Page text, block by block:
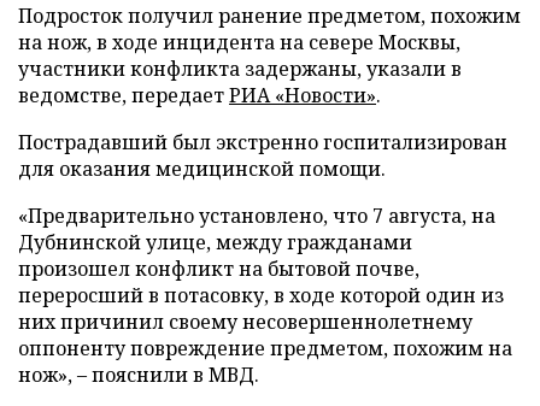
Подросток получил ранение предметом, похожим
на нож, в ходе инцидента на севере Москвы,
участники конфликта задержаны, указали в
ведомстве, передаетРИА «Новости».
Пострадавший был экстренно госпитализирован
для оказания медицинской помощи.
«Предварительно установлено, что 7 августа, на
Дубнинской улице, между гражданами
произошел конфликт на бытовой почве,
переросший в потасовку, в ходе которой один из
них причинил своему несовершеннолетнему
оппоненту повреждение предметом, похожим на
нож», – пояснили в МВД.